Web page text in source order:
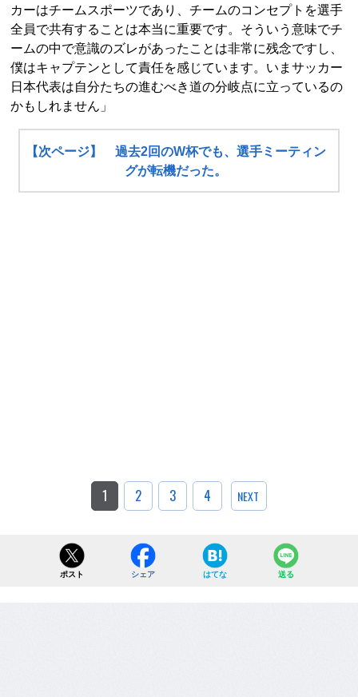
カーはチームスポーツであり、チームのコンセプトを選手
全員で共有することは本当に重要です。そういう意味でチ
ームの中で意識のズレがあったことは非常に残念ですし、
僕はキャプテンとして責任を感じています。いまサッカー
日本代表は自分たちの進むべき道の分岐点に立っているの
かもしれません」
【次ページ】 過去2回のW杯でも、選手ミーティン
グが転機だった。
1 2 3 4 NEXT
ポスト シェア はてな 送る